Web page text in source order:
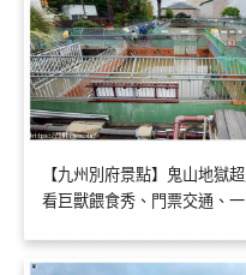
【九州別府景點】鬼山地獄
看巨獸餵食秀、門票交通、